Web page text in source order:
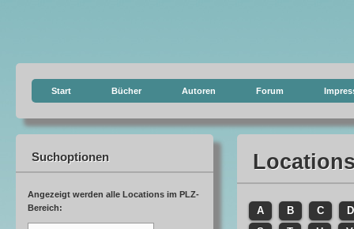
Start Bücher Autoren Forum
Suchoptionen
Angezeigt werden alle Locations im PLZ-
Bereich:
A B C
D